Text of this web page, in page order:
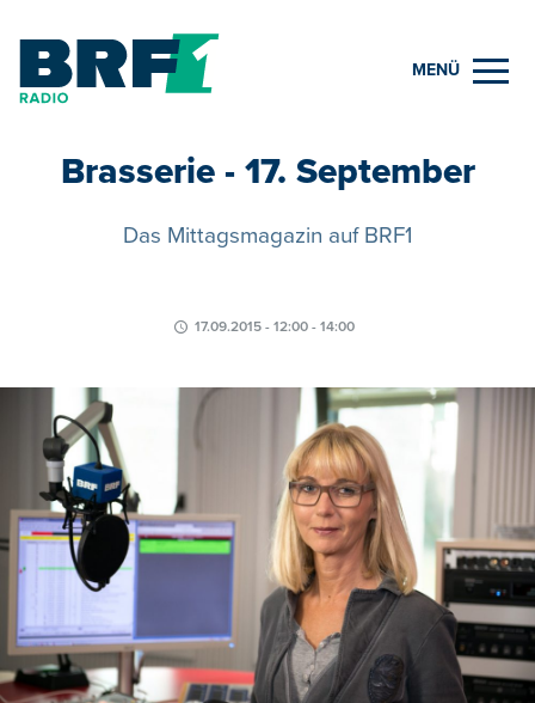
MENÜ
Brasserie - 17. September
Das Mittagsmagazin auf BRF1
17.09.2015 - 12:00 - 14:00